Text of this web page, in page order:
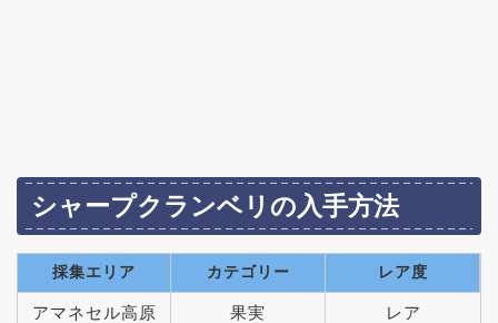
シャープクランベリの入手方法
採集エリア カテゴリー レア度
アマネセル高原 果実 レア